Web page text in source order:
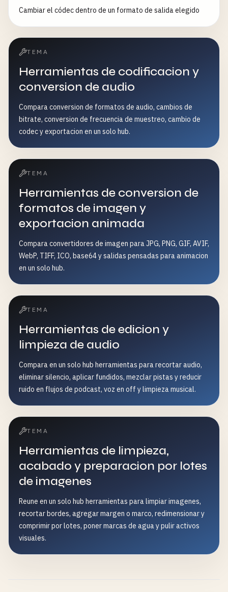
Cambiar el códec dentro de un formato de salida elegido
TEMA
Herramientas de codificacion y
conversion de audio
Compara conversion de formatos de audio, cambios de
bitrate, conversion de frecuencia de muestreo, cambio de
codec y exportacion en un solo hub.
TEMA
Herramientas de conversion de
formatos de imagen y
exportacion animada
Compara convertidores de imagen para JPG, PNG, GIF, AVIF,
WebP, TIFF, ICO, base64 y salidas pensadas para animacion
en un solo hub.
TEMA
Herramientas de edicion y
limpieza de audio
Compara en un solo hub herramientas para recortar audio,
eliminar silencio, aplicar fundidos, mezclar pistas y reducir
ruido en flujos de podcast, voz en off y limpieza musical.
TEMA
Herramientas de limpieza,
acabado y preparacion por lotes
de imagenes
Reune en un solo hub herramientas para limpiar imagenes,
recortar bordes, agregar margen o marco, redimensionar y
comprimir por lotes, poner marcas de agua y pulir activos
visuales.